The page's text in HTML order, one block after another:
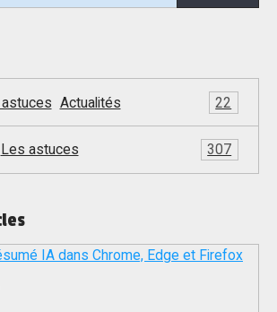
Actualités 22
Les astuces 307